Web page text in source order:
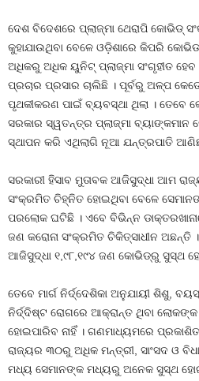
ଦେଶ ବିଦେଶରେ ପ୍ଲାଜ୍‍ମା ଥେରାପି କୋଭିଡ୍‍
କୁହାଯାଉଥିବା ବେଳେ ଓଡ଼ିଶାରେ କିପରି
ଅଧିକରୁ ଅଧିକ ୟୁନିଟ୍‍ ପ୍ଲାଜ୍‍ମା ସଂଗୃହୀତ
ପ୍ରଚାର ପ୍ରସାର ଚାଲିଛି । ପୂର୍ବରୁ ଅଳ୍ପ
ପୃଥକୀକରଣ ପାଇଁ ବ୍ୟବସ୍ଥା ଥିଲା । ତେବେ
ସରକାର ସ୍ୱତନ୍ତ୍ର ପ୍ଲାଜ୍‍ମା
ସ୍ଥାପନ କରି ଏଥିଲାଗି ନୂଆ ଯନ୍ତ୍ରପାତି
ସରକାରୀ ହିସାବ ମୁତାବକ ଆଜିସୁଦ୍ଧା ଆମ
ସଂକ୍ରମିତ ଚିହ୍ନିତ ହୋଇଥିବା ବେଳେ
ପରଲୋକ ଘଟିଛି । ଏବେ ବିଭିନ୍ନ
ଜଣ କରୋନା ସଂକ୍ରମିତ ଚିକିତ୍ସାଧୀନ ଅଛନ୍ତି
ଆଜିସୁଦ୍ଧା ୧,୯୮,୧୯୪ ଜଣ କୋଭିଡ୍‍ରୁ ସୁସ୍ଥ
ତେବେ ମାର୍ଗ ନିର୍ଦ୍ଦେଶିକା ଅନୁଯାୟୀ ଶିଶୁ,
ନିର୍ଦ୍ଦିଷ୍ଟ ରୋଗରେ ଆକ୍ରାନ୍ତ ଥିବା ଲୋକଙ୍କ
ହୋଇପାରିବ ନାହିଁ । ଗଣମାଧ୍ୟମରେ
ରାଜ୍ୟର ୩୦ରୁ ଅଧିକ ମନ୍ତ୍ରୀ, ସାଂସଦ ଓ
ମଧ୍ୟ ସେମାନଙ୍କ ମଧ୍ୟରୁ ଅନେକ ସୁସ୍ଥ